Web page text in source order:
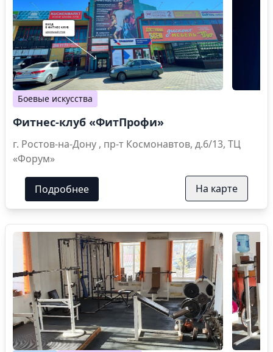
Боевые искусства
Фитнес-клуб «ФитПрофи»
г. Ростов-на-Дону , пр-т Космонавтов, д.6/13, ТЦ
«Форум»
Подробнее На карте